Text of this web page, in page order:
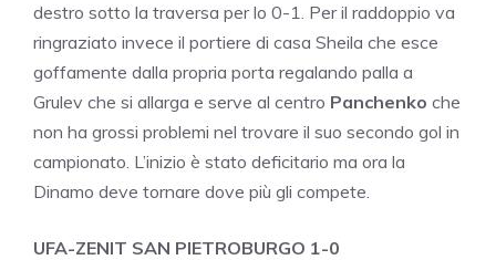
destro sotto la traversa per lo 0-1. Per il raddoppio va
ringraziato invece il portiere di casa Sheila che esce
goffamente dalla propria porta regalando palla a
Grulev che si allarga e serve al centro Panchenko che
non ha grossi problemi nel trovare il suo secondo gol in
campionato. L’inizio è stato deficitario ma ora la
Dinamo deve tornare dove più gli compete.
UFA-ZENIT SAN PIETROBURGO 1-0